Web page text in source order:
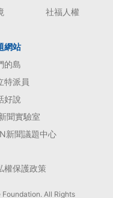
社福人權
網站
的島
特派員
好說
聞實驗室
新聞議題中心
權保護政策
All Rights